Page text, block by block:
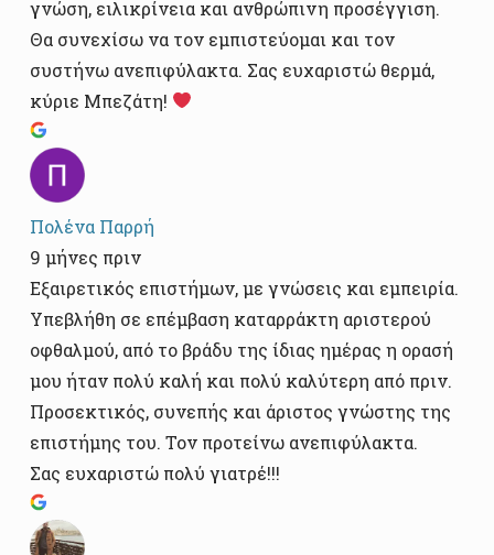
γνώση, ειλικρίνεια και ανθρώπινη προσέγγιση.
Θα συνεχίσω να τον εμπιστεύομαι και τον
συστήνω ανεπιφύλακτα. Σας ευχαριστώ θερμά,
κύριε Μπεζάτη!
Πολένα Παρρή
9 μήνες πριν
Εξαιρετικός επιστήμων, με γνώσεις και εμπειρία.
Υπεβλήθη σε επέμβαση καταρράκτη αριστερού
οφθαλμού, από το βράδυ της ίδιας ημέρας η ορασή
μου ήταν πολύ καλή και πολύ καλύτερη από πριν.
Προσεκτικός, συνεπής και άριστος γνώστης της
επιστήμης του. Τον προτείνω ανεπιφύλακτα.
Σας ευχαριστώ πολύ γιατρέ!!!